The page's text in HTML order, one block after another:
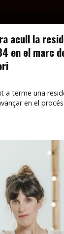
acull la
en el marc
a terme una
en el